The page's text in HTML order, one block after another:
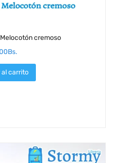
cremoso
Bs.
al carrito